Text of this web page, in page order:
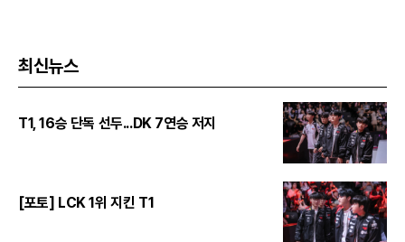
최신뉴스
T1, 16승 단독 선두...DK 7연승 저지
[포토] LCK 1위 지킨 T1